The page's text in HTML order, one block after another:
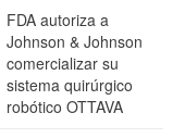
FDA autoriza a
Johnson & Johnson
comercializar su
sistema quirúrgico
robótico OTTAVA